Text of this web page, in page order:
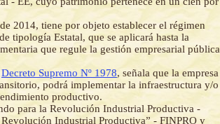
2014, tiene por objeto establecer el régimen
tipología Estatal, que se aplicará hasta la
que regule la gestión empresarial pública
Decreto Supremo Nº 1978, señala que la empresa
podrá implementar la infraestructura y/o
productivo.
para la Revolución Industrial Productiva -
Industrial Productiva” - FINPRO y